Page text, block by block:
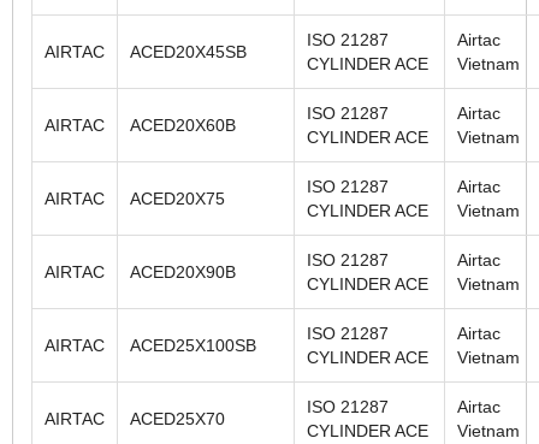
AIRTAC ACED20X45SB
ISO 21287
CYLINDER ACE
Airtac
Vietnam
AIRTAC ACED20X60B
ISO 21287
CYLINDER ACE
Airtac
Vietnam
AIRTAC ACED20X75
ISO 21287
CYLINDER ACE
Airtac
Vietnam
AIRTAC ACED20X90B
ISO 21287
CYLINDER ACE
Airtac
Vietnam
AIRTAC ACED25X100SB
ISO 21287
CYLINDER ACE
Airtac
Vietnam
AIRTAC ACED25X70
ISO 21287
CYLINDER ACE
Airtac
Vietnam